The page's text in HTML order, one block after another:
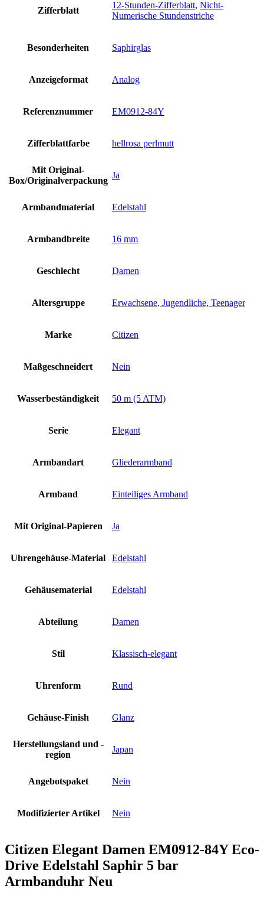
Zifferblatt
12-Stunden-Zifferblatt, Nicht-
Numerische Stundenstriche
Besonderheiten Saphirglas
Anzeigeformat Analog
Referenznummer EM0912-84Y
Zifferblattfarbe hellrosa perlmutt
Mit Original-
Box/Originalverpackung
Ja
Armbandmaterial Edelstahl
Armbandbreite 16 mm
Geschlecht Damen
Altersgruppe Erwachsene, Jugendliche, Teenager
Marke Citizen
Maßgeschneidert Nein
Wasserbeständigkeit 50 m (5 ATM)
Serie Elegant
Armbandart Gliederarmband
Armband Einteiliges Armband
Mit Original-Papieren Ja
Uhrengehäuse-Material Edelstahl
Gehäusematerial Edelstahl
Abteilung Damen
Stil Klassisch-elegant
Uhrenform Rund
Gehäuse-Finish Glanz
Herstellungsland und -
region
Japan
Angebotspaket Nein
Modifizierter Artikel Nein
Citizen Elegant Damen EM0912-84Y Eco-
Drive Edelstahl Saphir 5 bar
Armbanduhr Neu